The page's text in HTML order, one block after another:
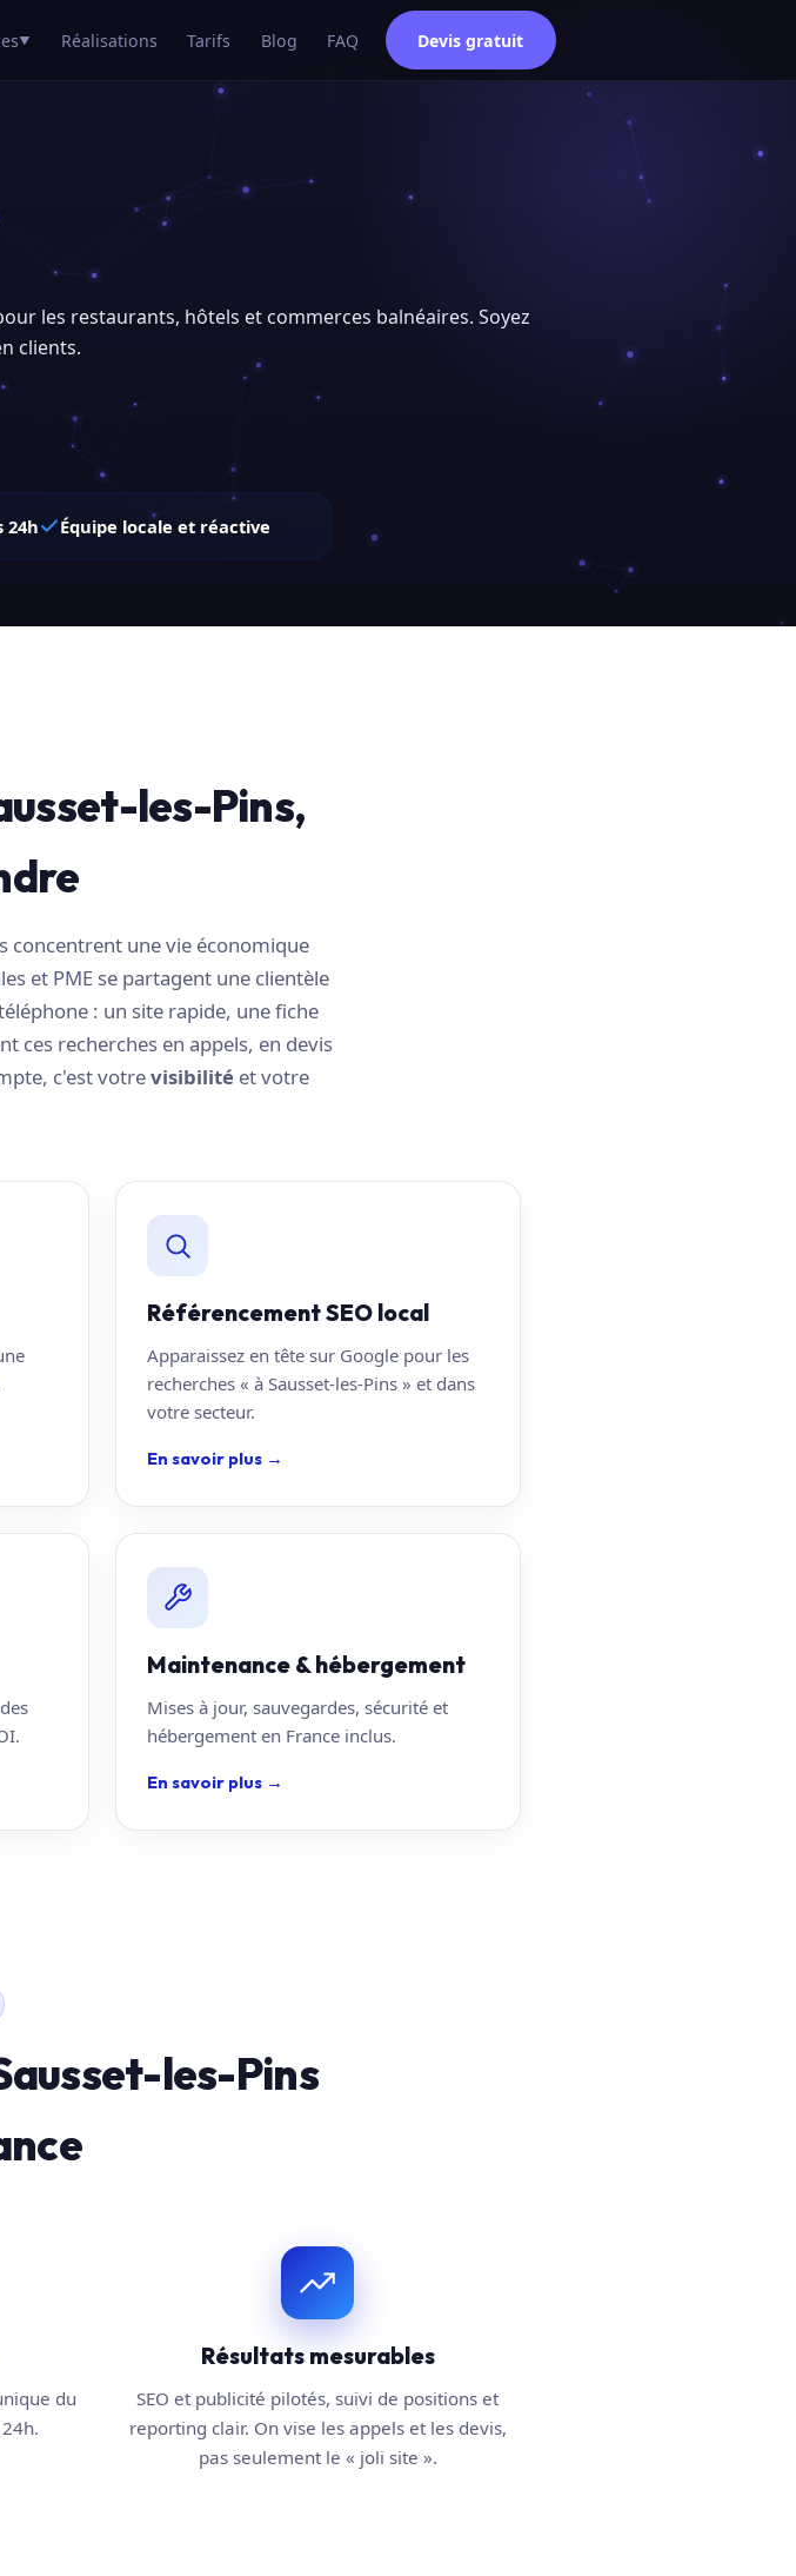
▼ Réalisations Tarifs Blog FAQ Devis gratuit
les restaurants, hôtels et commerces balnéaires. Soyez
clients.
24h Équipe locale et réactive
les-Pins,
concentrent une vie économique
et PME se partagent une clientèle
: un site rapide, une fiche
ces recherches en appels, en devis
c'est votrevisibilitéet votre
Référencement SEO local
Apparaissez en tête sur Google pour les
recherches « à Sausset-les-Pins » et dans
votre secteur.
En savoir plus →
Maintenance & hébergement
Mises à jour, sauvegardes, sécurité et
hébergement en France inclus.
En savoir plus →
les-Pins
du
Résultats mesurables
SEO et publicité pilotés, suivi de positions et
reporting clair. On vise les appels et les devis,
pas seulement le « joli site ».